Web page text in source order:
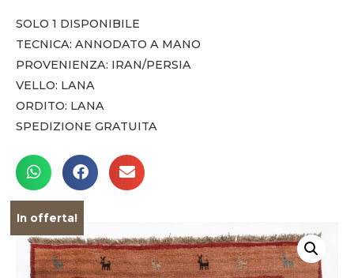
SOLO 1 DISPONIBILE
TECNICA: ANNODATO A MANO
PROVENIENZA: IRAN/PERSIA
VELLO: LANA
ORDITO: LANA
SPEDIZIONE GRATUITA
In offerta!